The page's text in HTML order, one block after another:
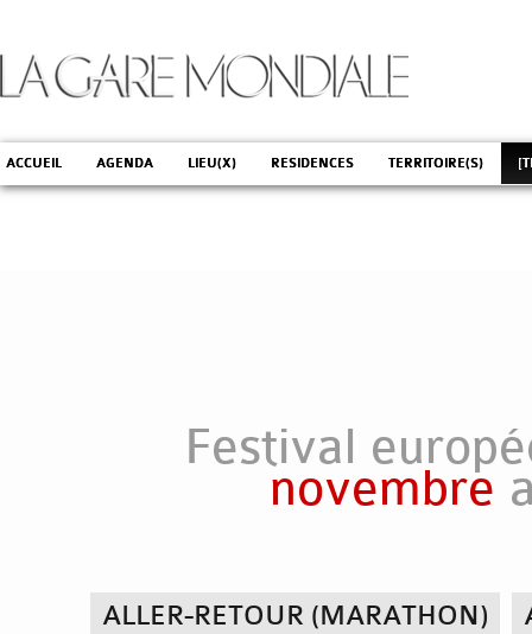
ACCUEIL AGENDA LIEU(X) RESIDENCES TERRITOIRE(S)
Festival
novembre
ALLER-RETOUR (MARATHON)